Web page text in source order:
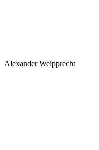
Alexander Weipprecht